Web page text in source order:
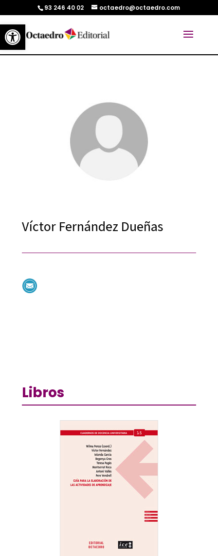
Abrir barra de herramientas
93 246 40 02 octaedro@octaedro.com
Víctor Fernández Dueñas
Libros